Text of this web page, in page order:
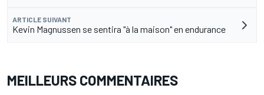
ARTICLE SUIVANT
Kevin Magnussen se sentira "à la maison" en endurance
MEILLEURS COMMENTAIRES